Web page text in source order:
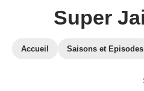
Super
Accueil Saisons et Episodes